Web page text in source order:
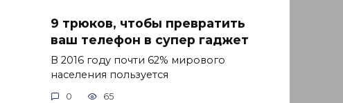
9 трюков, чтобы превратить
ваш телефон в супер гаджет
В 2016 году почти 62% мирового
населения пользуется
0 65